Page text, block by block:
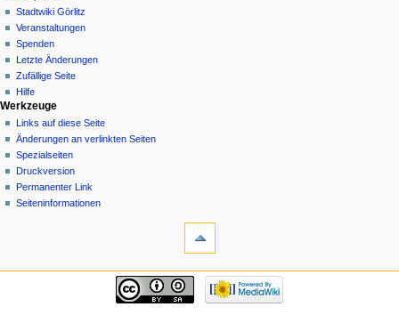
Stadtwiki Görlitz
Veranstaltungen
Spenden
Letzte Änderungen
Zufällige Seite
Hilfe
Werkzeuge
Links auf diese Seite
Änderungen an verlinkten Seiten
Spezialseiten
Druckversion
Permanenter Link
Seiten­informationen